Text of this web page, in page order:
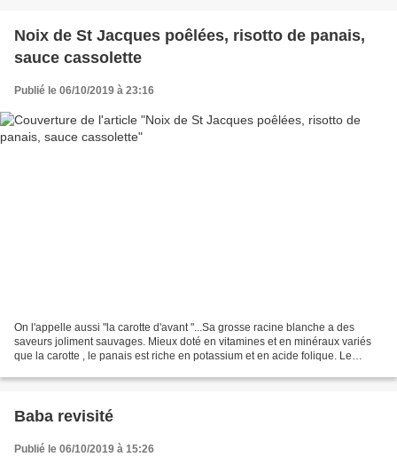
Noix de St Jacques poêlées, risotto de panais,
sauce cassolette
Publié le 06/10/2019 à 23:16
On l'appelle aussi "la carotte d'avant "...Sa grosse racine blanche a des
saveurs joliment sauvages. Mieux doté en vitamines et en minéraux variés
que la carotte , le panais est riche en potassium et en acide folique. Le
Baba revisité
Publié le 06/10/2019 à 15:26